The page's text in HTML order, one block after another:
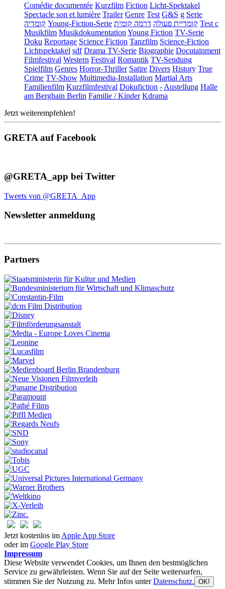
Comédie documentée Kurzfilm Fiction Licht-Spektakel
Spectacle son et lumière Trailer Genre Test G&S g Serie
קומדיה Young-Fiction-Serie קומדיית פעולה דרמה קומית
Test c
Musikfilm Musikdokumentation Young Fiction TV-Serie
Doku Reportage Science Fiction Tanzfilm Science-Fiction
Lichtspektakel sdf Drama TV-Serie Biographie Docutainment
Filmfestival Western Festival Romantik TV-Sendung
Spielfilm Genres Horror-Thriller Satire Divers History True
Crime TV-Show Multimedia-Installation Martial Arts
Familienfilm Kurzfilmfestival Dokufiction - Austellung Halle
am Berghain Berlin Familie / Kinder Kdrama
Jetzt weiterempfehlen!
GRETA auf Facebook
@GRETA_app bei Twitter
Tweets von @GRETA_App
Newsletter anmeldung
Partners
Jetzt kostenlos im Apple App Store
oder im Google Play Store
Impressum
Diese Website verwendet Cookies, um Ihnen den bestmöglichen
Service zu gewährleisten. Wenn Sie auf der Seite weitersurfen,
stimmen Sie der Nutzung zu. Mehr Infos unterDatenschutz. OK!